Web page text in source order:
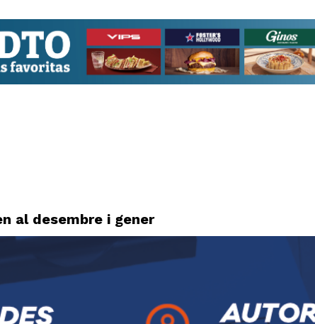
al desembre i gener